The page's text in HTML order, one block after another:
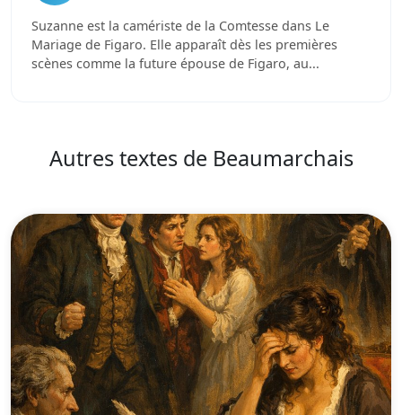
Suzanne est la camériste de la Comtesse dans Le
Mariage de Figaro. Elle apparaît dès les premières
scènes comme la future épouse de Figaro, au...
Autres textes de Beaumarchais